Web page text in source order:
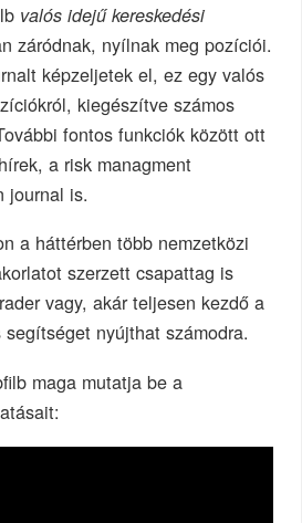
valós idejű kereskedési
záródnak, nyílnak meg pozíciói.
képzeljetek el, ez egy valós
kiegészítve számos
fontos funkciók között ott
a risk managment
journal is.
a háttérben több nemzetközi
szerzett csapattag is
vagy, akár teljesen kezdő a
nyújthat számodra.
maga mutatja be a